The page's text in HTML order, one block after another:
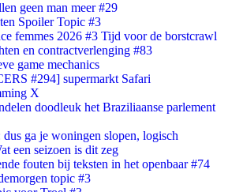
geen man meer #29
Spoiler Topic #3
femmes 2026 #3 Tijd voor de borstcrawl
en contractverlenging #83
game mechanics
#294] supermarkt Safari
X
doodleuk het Braziliaanse parlement
ga je woningen slopen, logisch
een seizoen is dit zeg
fouten bij teksten in het openbaar #74
topic #3